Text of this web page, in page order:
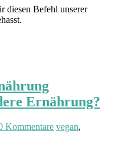
diesen Befehl unserer
Ernährung?
Kommentare vegan,